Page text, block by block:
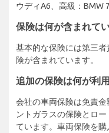
ウディA6、高級：BMW
保険は何が含まれて
基本的な保険には第三
険が含まれています。
追加の保険は何が利
会社の車両保険は免責
ントガラスの保険とロ
ています。車両保険を